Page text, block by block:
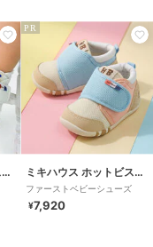
ミキハウス ホットビスケッツ
PR
ミキハウス ホットビスケッツ
ファーストベビーシューズ
¥7,920